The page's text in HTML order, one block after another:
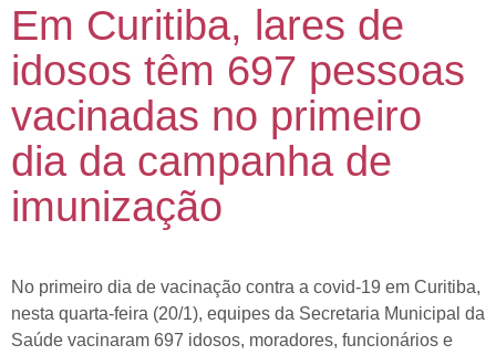
Em Curitiba, lares de
idosos têm 697 pessoas
vacinadas no primeiro
dia da campanha de
imunização
No primeiro dia de vacinação contra a covid-19 em Curitiba,
nesta quarta-feira (20/1), equipes da Secretaria Municipal da
Saúde vacinaram 697 idosos, moradores, funcionários e